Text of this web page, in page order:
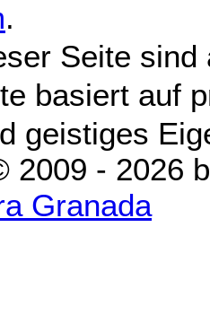
.
Seite
basiert auf
geistiges
2009 - 2026
Granada